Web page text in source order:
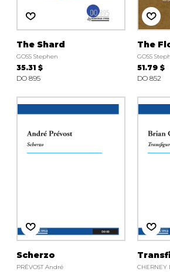
The Shard
GOSS Stephen
35.31 $
DO 895
The
GOSS
51.79 $
DO 852
Scherzo
PRÉVOST André CHERNEY